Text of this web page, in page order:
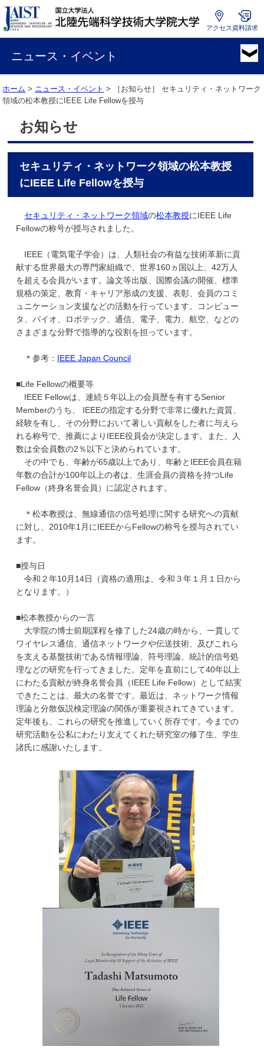
国
学
法
人
先
端
アクセス 資料請求
ニュース・イベント
ホーム > ニュース・イベント > ［お知らせ］ セキュリティ・ネットワーク
領域の松本教授にIEEE Life Fellowを授与
お知らせ
セキュリティ・ネットワーク領域の松本教授
にIEEE Life Fellowを授与
セキュリティ・ネットワーク領域の松本教授にIEEE Life
Fellowの称号が授与されました。
IEEE （電気電子学会） は、人類社会の有益な技術革新に貢
献する世界最大の専門家組織で、世界160ヵ国以上、42万人
を超える会員がいます。論文等出版、国際会議の開催、標準
規格の策定、教育・キャリア形成の支援、表彰、会員のコミ
ュニケーション支援などの活動を行っています。コンピュー
タ、バイオ、ロボテック、通信、電子、電力、航空、などの
さまざまな分野で指導的な役割を担っています。
＊参考： IEEEJapan Council
■Life Fellowの概要等
IEEE Fellowは、連続５年以上の会員歴を有するSenior
Memberのうち
IEEEの指定する分野で非常に優れた資質、
経験を有し、その分野において著しい貢献をした者に与えら
れる称号で、推薦により IEEE役員会が決定します。また、人
数は全会員数の2％以下と決められています。
その中でも、年齢が65歳以上であり、年齢と IEEE会員在籍
年数の合計が100年以上の者は、生涯会員の資格を持つLife
Fellow （終身名誉会員）に認定されます。
＊松本教授は、無線通信の信号処理に関する研究への貢献
に対し、 2010年1 月にIEEEからFellowの称号を授与されてい
ます。
■授与日
令和２年10月 14日（資格の適用は、令和３年１月１日から
となります。）
■松本教授からの一言
大学院の博士前期課程を修了した24歳の時から、一貫して
ワイヤレス通信、通信ネットワークや伝送技術、及びこれら
を支える基盤技術である情報理論、符号理論、統計的信号処
理などの研究を行ってきました。定年を直前にして40年以上
にわたる貢献が終身名誉会員（IEEE Life Fellow）として結実
できたことは、最大の名誉です。最近は、ネットワーク情報
理論と分散仮説検定理論の関係が重要視されてきています。
定年後も、これらの研究を推進していく所存です。今までの
研究活動を公私にわたり支えてくれた研究室の修了生、学生
諸氏に感謝いたします。